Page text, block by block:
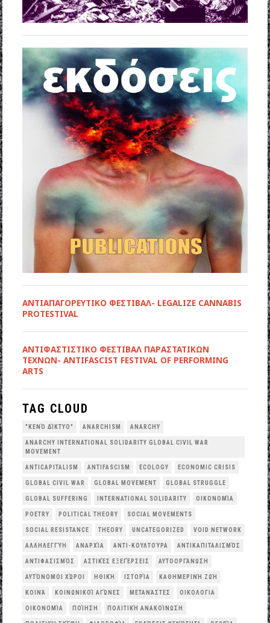
ΑΝΤΙΑΠΑΓΟΡΕΥΤΙΚΟ ΦΕΣΤΙΒΑΛ- LEGALIZE CANNABIS
PROTESTIVAL
ANTIΦΑΣΤΙΣΤΙΚΟ ΦΕΣΤΙΒΑΛ ΠΑΡΑΣΤΑΤΙΚΩΝ
ΤΕΧΝΩΝ- ANTIFASCIST FESTIVAL OF PERFORMING
ARTS
TAG CLOUD
"ΚΕΝΌ ΔΊΚΤΥΟ" ANARCHISM ANARCHY
ANARCHY INTERNATIONAL SOLIDARITY GLOBAL CIVIL WAR
MOVEMENT
ANTICAPITALISM ANTIFASCISM ECOLOGY ECONOMIC CRISIS
GLOBAL CIVIL WAR GLOBAL MOVEMENT GLOBAL STRUGGLE
GLOBAL SUFFERING INTERNATIONAL SOLIDARITY OΙΚΟΝΟΜΊΑ
POETRY POLITICAL THEORY SOCIAL MOVEMENTS
SOCIAL RESISTANCE THEORY UNCATEGORIZED VOID NETWORK
ΑΛΛΗΛΕΓΓΎΗ ΑΝΑΡΧΊΑ ΑΝΤΙ-ΚΟΥΛΤΟΎΡΑ ΑΝΤΙΚΑΠΙΤΑΛΙΣΜΌΣ
ΑΝΤΙΦΑΣΙΣΜΌΣ ΑΣΤΙΚΈΣ ΕΞΕΓΈΡΣΕΙΣ ΑΥΤΟΟΡΓΆΝΩΣΗ
ΑΥΤΌΝΟΜΟΙ ΧΏΡΟΙ ΗΘΙΚΉ ΙΣΤΟΡΊΑ ΚΑΘΗΜΕΡΙΝΉ ΖΩΉ
ΚΟΙΝΆ ΚΟΙΝΩΝΙΚΟΊ ΑΓΏΝΕΣ ΜΕΤΑΝΆΣΤΕΣ ΟΙΚΟΛΟΓΙΑ
ΟΙΚΟΝΟΜΊΑ ΠΟΊΗΣΗ ΠΟΛΙΤΙΚΉ ΑΝΑΚΟΊΝΩΣΗ